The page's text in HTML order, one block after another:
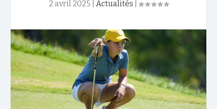
2 avril 2025 Actualités